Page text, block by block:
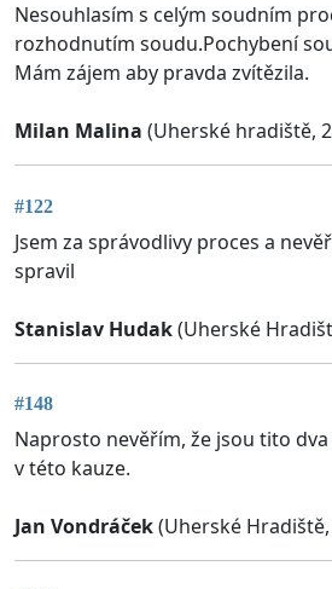
Nesouhlasím s celým soudním
rozhodnutím soudu.Pochybení
Mám zájem aby pravda zvítězila.
Milan Malina (Uherské hradiště,
#122
Jsem za správodlivy proces a
spravil
Stanislav Hudak(Uherské
#148
Naprosto nevěřím, že jsou tito
v této kauze.
Jan Vondráček(Uherské Hradiště,